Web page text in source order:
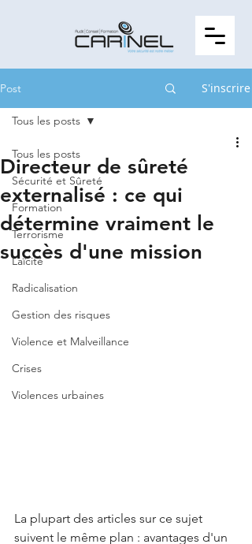
Post S'inscrire
Tous les posts
Sécurité et Sûreté
Formation
Terrorisme
Laïcité
Radicalisation
Gestion des risques
Violence et Malveillance
Crises
Violences urbaines
Tous les posts
Directeur de sûreté
externalisé : ce qui
détermine vraiment le
succès d'une mission
La plupart des articles sur ce sujet
suivent le même plan : avantages d'un